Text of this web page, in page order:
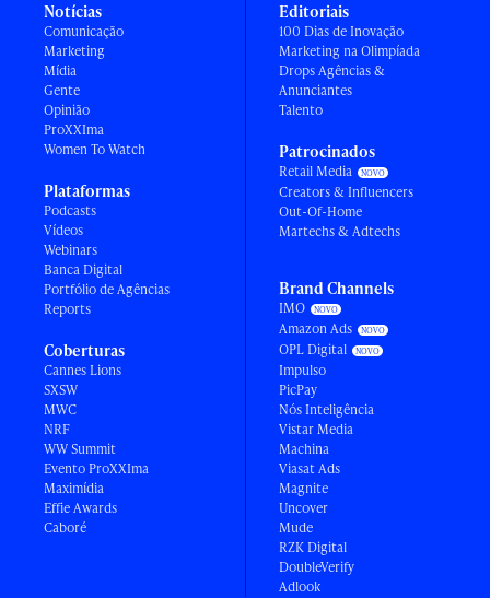
Notícias
Comunicação
Marketing
Mídia
Gente
Opinião
ProXXIma
Women To Watch
Plataformas
Podcasts
Vídeos
Webinars
Banca Digital
Portfólio de Agências
Reports
Coberturas
Cannes Lions
SXSW
MWC
NRF
WW Summit
Evento ProXXIma
Maximídia
Effie Awards
Caboré
Editoriais
100 Dias de Inovação
Marketing na Olimpíada
Drops Agências &
Anunciantes
Talento
Patrocinados
Retail Media
Creators & Influencers
Out-Of-Home
Martechs & Adtechs
Brand Channels
IMO
Amazon Ads
OPL Digital
Impulso
PicPay
Nós Inteligência
Vistar Media
Machina
Viasat Ads
Magnite
Uncover
Mude
RZK Digital
DoubleVerify
Adlook